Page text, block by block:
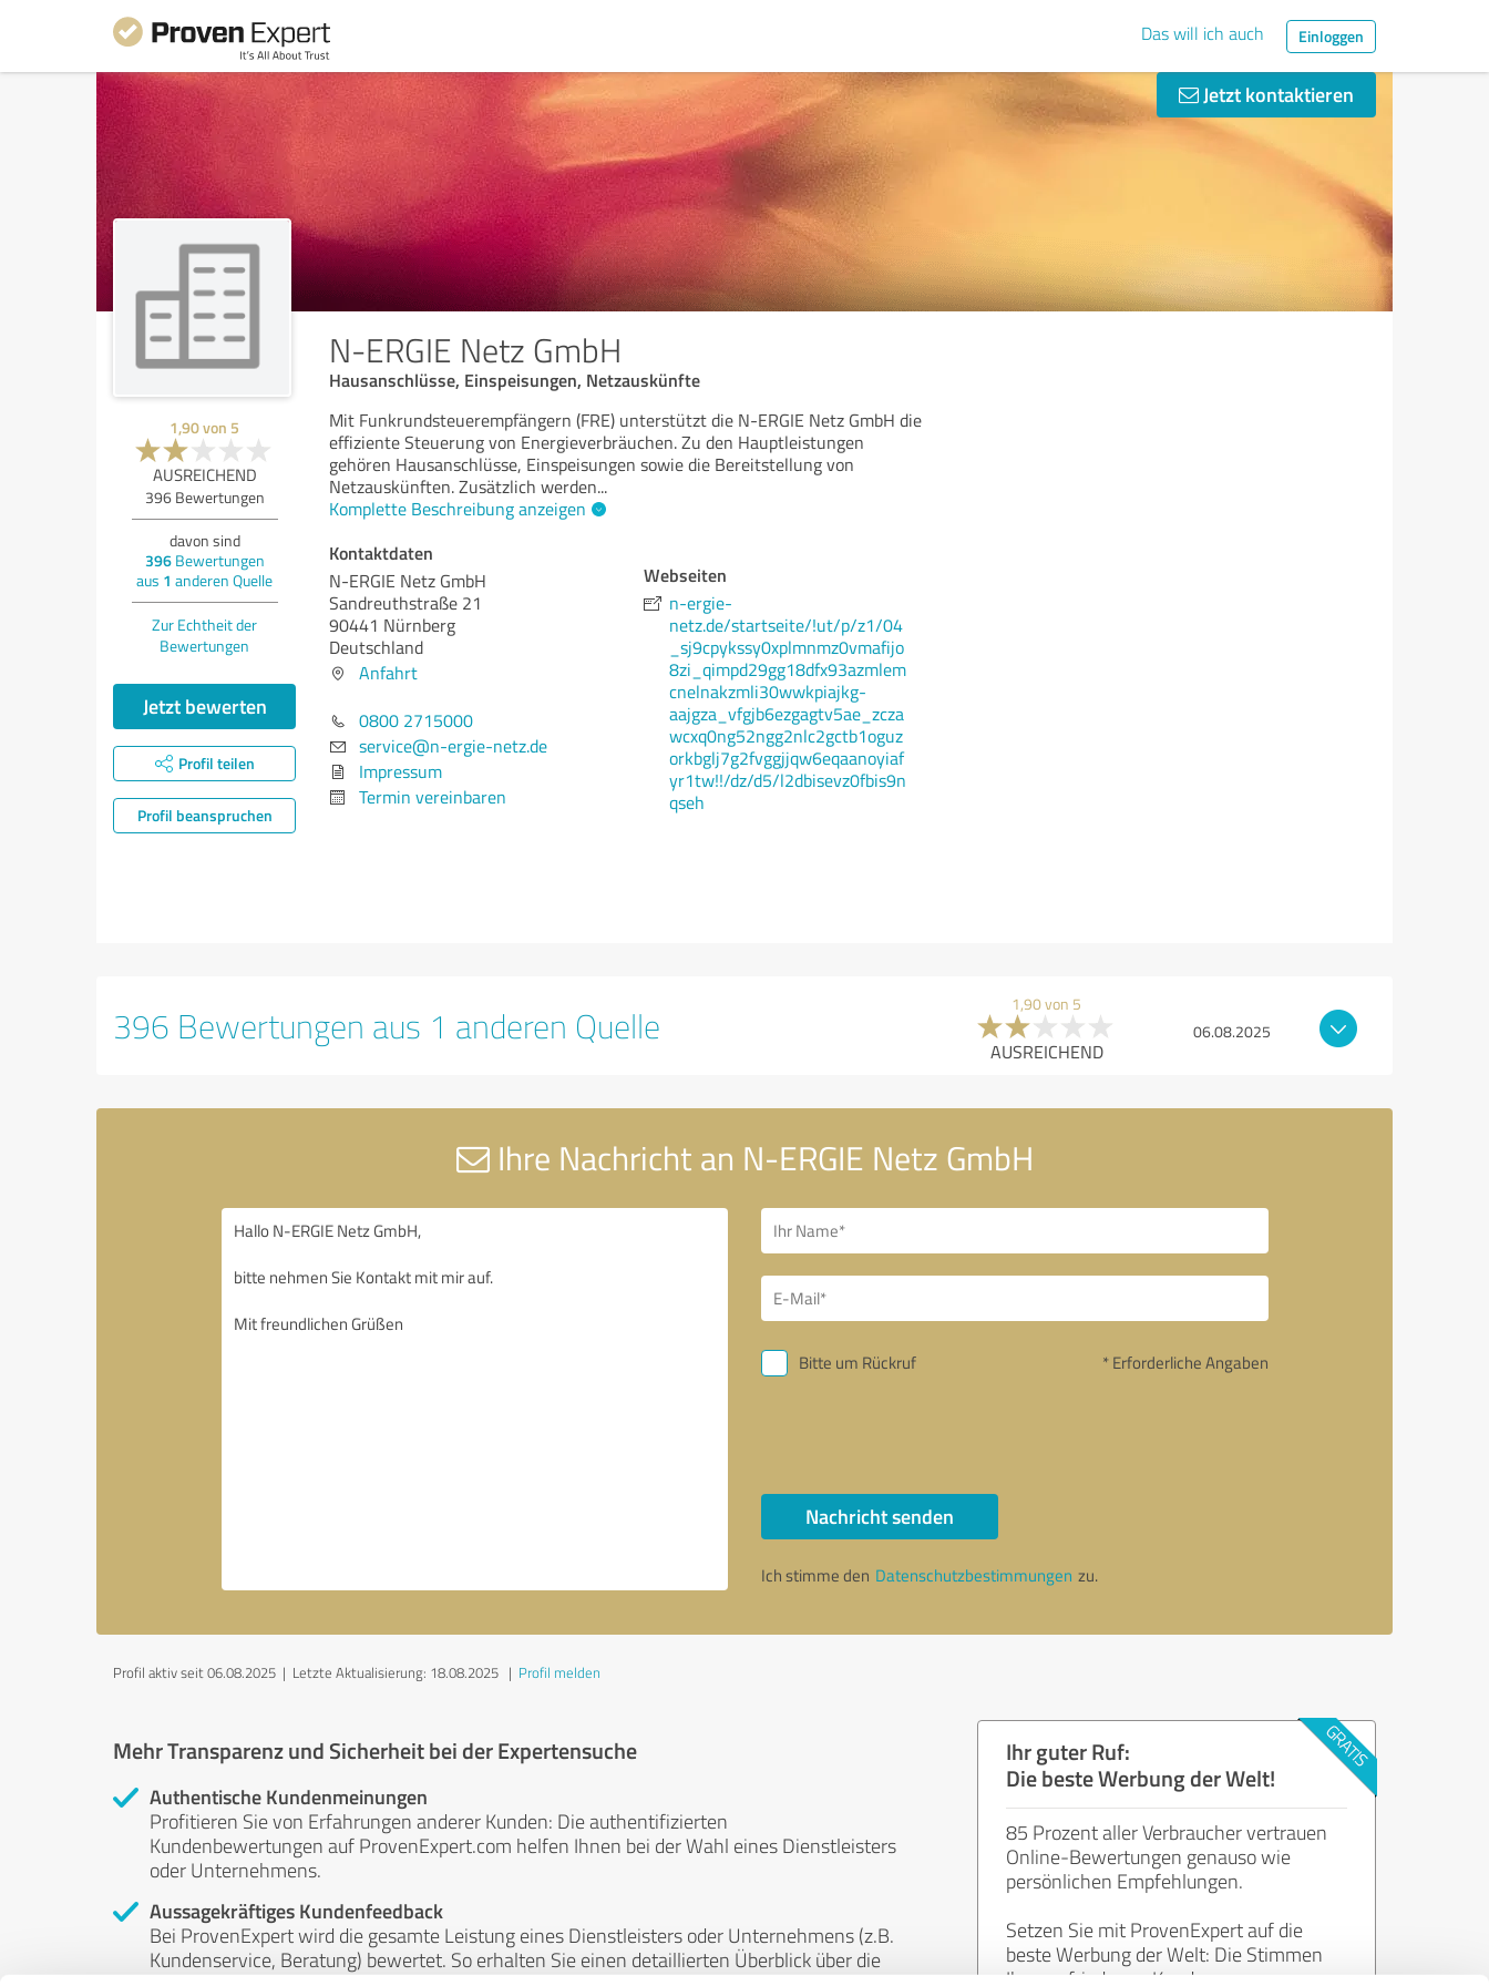
Das will ich auch Einloggen
Jetzt kontaktieren
N-ERGIE Netz GmbH
Hausanschlüsse, Einspeisungen, Netzauskünfte
1,90von 5
AUSREICHEND
396Bewertungen
davon sind
396Bewertungen
aus 1 anderen Quelle
Zur Echtheit der
Bewertungen
Jetzt bewerten
Profil teilen
Profil beanspruchen
Mit Funkrundsteuerempfängern (FRE) unterstützt die N-ERGIE Netz GmbH die
effiziente Steuerung von Energieverbräuchen. Zu den Hauptleistungen
gehören Hausanschlüsse, Einspeisungen sowie die Bereitstellung von
Netzauskünften. Zusätzlich werden...
Komplette Beschreibung anzeigen
Kontaktdaten
N-ERGIE Netz GmbH
Sandreuthstraße 21
90441 Nürnberg
Deutschland
Anfahrt
0800 2715000
service@n-ergie-netz.de
Impressum
Termin vereinbaren
Webseiten
n-ergie-
netz.de/startseite/!ut/p/z1/04
_sj9cpykssy0xplmnmz0vmafijo
8zi_qimpd29gg18dfx93azmlem
cnelnakzmli30wwkpiajkg-
aajgza_vfgjb6ezgagtv5ae_zcza
wcxq0ng52ngg2nlc2gctb1oguz
orkbglj7g2fvggjjqw6eqaanoyiaf
yr1tw!!/dz/d5/l2dbisevz0fbis9n
qseh
396 Bewertungen aus 1 anderen Quelle 1,90 von 5
AUSREICHEND
06.08.2025
Ihre Nachricht an N-ERGIE Netz GmbH
Bitte um Rückruf * Erforderliche Angaben
Nachricht senden
Ich stimme den Datenschutzbestimmungen zu.
Profil aktiv seit 06.08.2025 | Letzte Aktualisierung: 18.08.2025 | Profil melden
Mehr Transparenz und Sicherheit bei der Expertensuche
Authentische Kundenmeinungen
Profitieren Sie von Erfahrungen anderer Kunden: Die authentifizierten
Kundenbewertungen auf ProvenExpert.com helfen Ihnen bei der Wahl eines Dienstleisters
oder Unternehmens.
Aussagekräftiges Kundenfeedback
Bei ProvenExpert wird die gesamte Leistung eines Dienstleisters oder Unternehmens (z.B.
Kundenservice, Beratung) bewertet. So erhalten Sie einen detaillierten Überblick über die
Ihr guter Ruf:
Die beste Werbung der Welt!
85 Prozent aller Verbraucher vertrauen
Online-Bewertungen genauso wie
persönlichen Empfehlungen.
Setzen Sie mit ProvenExpert auf die
beste Werbung der Welt: Die Stimmen
Ihrer zufriedenen Kunden.